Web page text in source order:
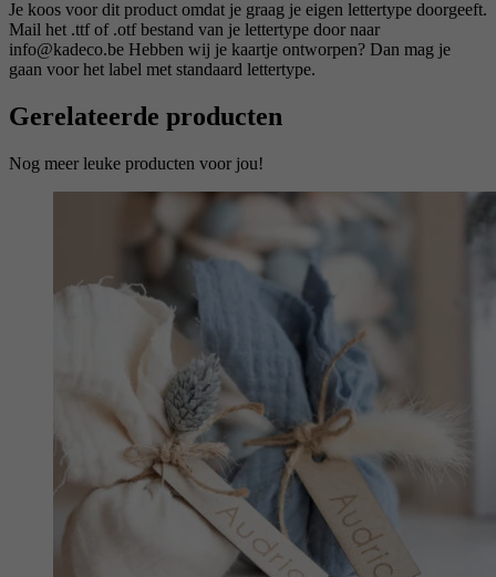
Je koos voor dit product omdat je graag je eigen lettertype doorgeeft.
Mail het .ttf of .otf bestand van je lettertype door naar
info@kadeco.be Hebben wij je kaartje ontworpen? Dan mag je
gaan voor het label met standaard lettertype.
Gerelateerde producten
Nog meer leuke producten voor jou!